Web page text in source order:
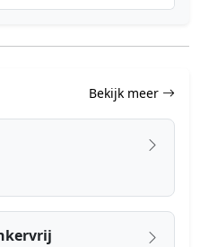
Bekijk meer